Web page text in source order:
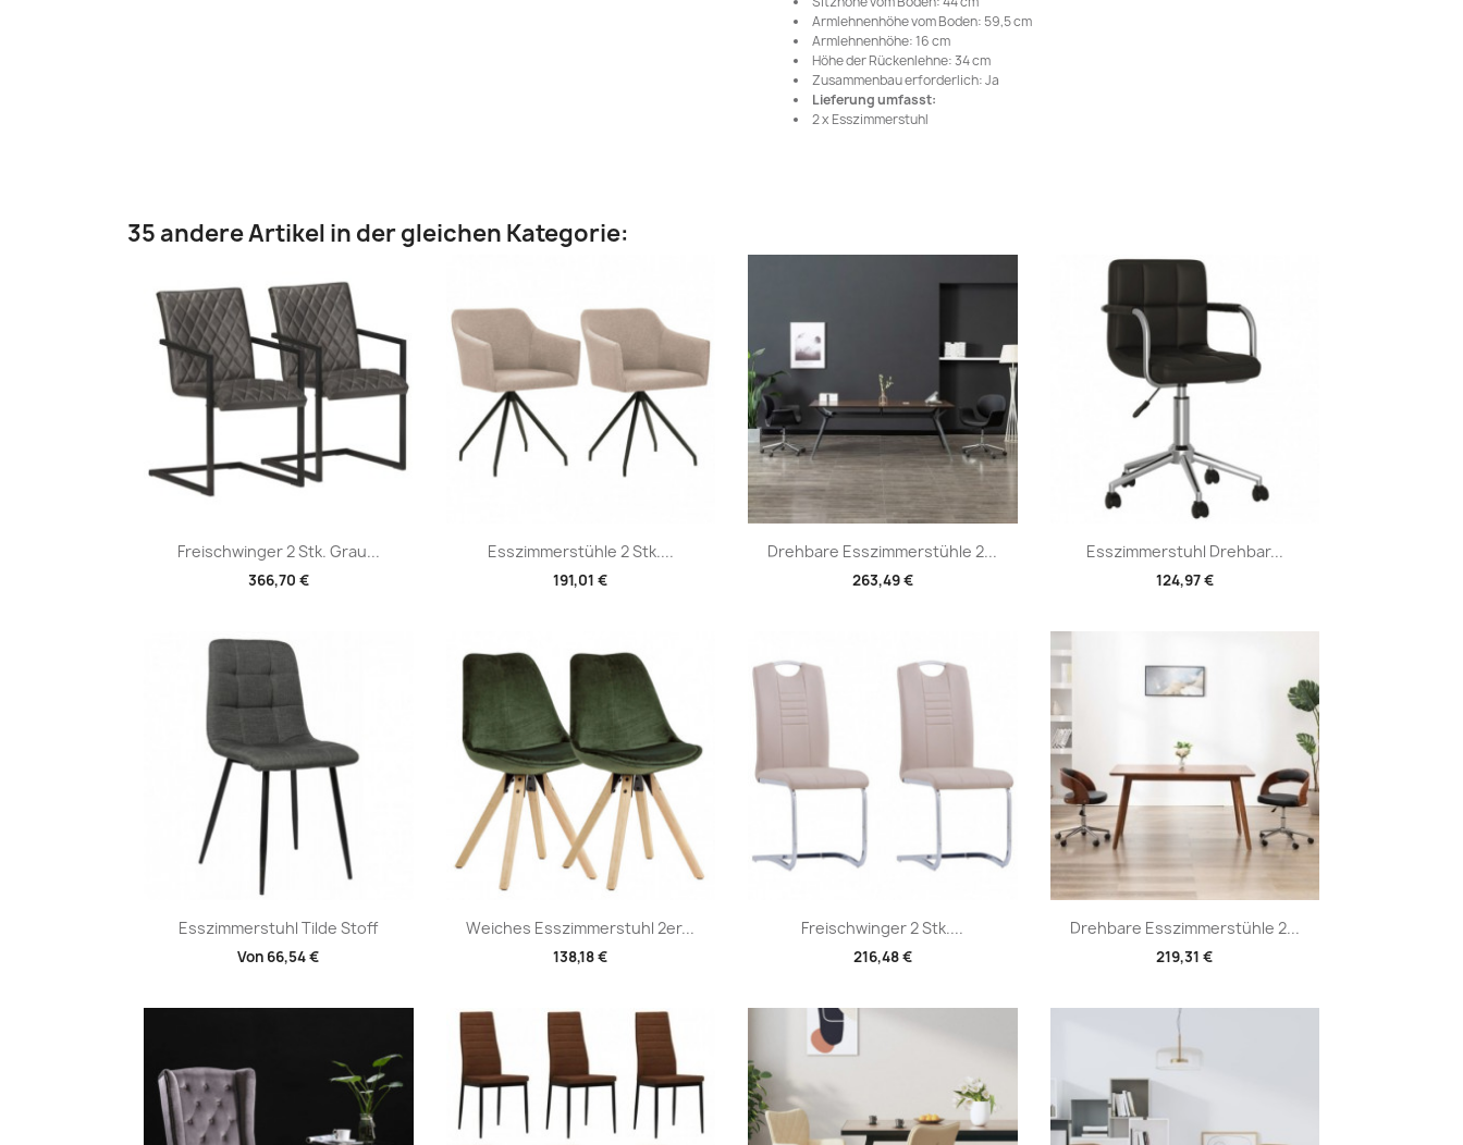
Armlehnenhöhe vom Boden: 59,5 cm
Armlehnenhöhe: 16 cm
Höhe der Rückenlehne: 34 cm
Zusammenbau erforderlich: Ja
Lieferung umfasst:
2 x Esszimmerstuhl
35 andere Artikel in der gleichen Kategorie:
Freischwinger 2 Stk. Grau...
366,70 €
Vorschau Esszimmerstühle 2 Stk....
191,01 €
Vorschau Drehbare Esszimmerstühle 2...
263,49 €
Vorschau Esszimmerstuhl Drehbar...
124,97 €
Vorschau
Esszimmerstuhl Tilde Stoff
Von 66,54 €
Vorschau Weiches Esszimmerstuhl 2er...
138,18 €
Vorschau Freischwinger 2 Stk....
216,48 €
Vorschau Drehbare Esszimmerstühle 2...
219,31 €
Vorschau